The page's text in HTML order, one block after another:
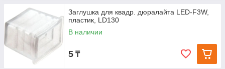
Заглушка для квадр. дюралайта LED-F3W,
пластик, LD130
В наличии
5 ₸